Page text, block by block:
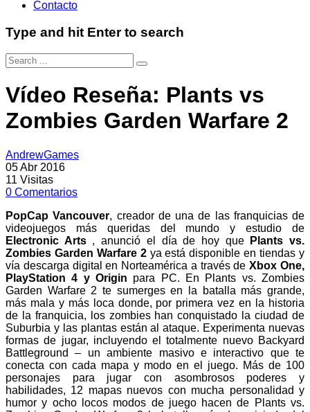
Contacto
Type and hit Enter to search
Vídeo Reseña: Plants vs
Zombies Garden Warfare 2
AndrewGames
05 Abr 2016
11 Visitas
0 Comentarios
PopCap Vancouver, creador de una de las franquicias de
videojuegos más queridas del mundo y estudio de
Electronic Arts, anunció el día de hoy que
Plants vs.
Zombies Garden Warfare 2ya está disponible en tiendas y
vía descarga digital en Norteamérica a través deXbox One,
PlayStation 4 y Origin para PC. En Plants vs. Zombies
Garden Warfare 2 te sumerges en la batalla más grande,
más mala y más loca donde, por primera vez en la historia
de la franquicia, los zombies han conquistado la ciudad de
Suburbia y las plantas están al ataque. Experimenta nuevas
formas de jugar, incluyendo el totalmente nuevo Backyard
Battleground – un ambiente masivo e interactivo que te
conecta con cada mapa y modo en el juego. Más de 100
personajes para jugar con asombrosos poderes y
habilidades, 12 mapas nuevos con mucha personalidad y
humor y ocho locos modos de juego hacen de Plants vs.